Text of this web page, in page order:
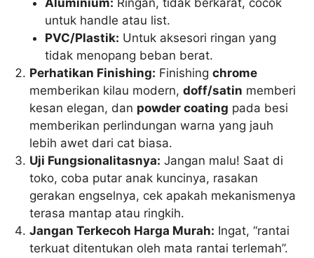
Aluminium: Ringan, tidak berkarat, cocok
untuk handle atau list.
PVC/Plastik: Untuk aksesori ringan yang
tidak menopang beban berat.
Perhatikan Finishing: Finishingchrome
memberikan kilau modern,doff/satin memberi
kesan elegan, dan powder coating pada besi
memberikan perlindungan warna yang jauh
lebih awet dari cat biasa.
Uji Fungsionalitasnya: Jangan malu! Saat di
toko, coba putar anak kuncinya, rasakan
gerakan engselnya, cek apakah mekanismenya
terasa mantap atau ringkih.
Jangan Terkecoh Harga Murah: Ingat, “rantai
terkuat ditentukan oleh mata rantai terlemah”.